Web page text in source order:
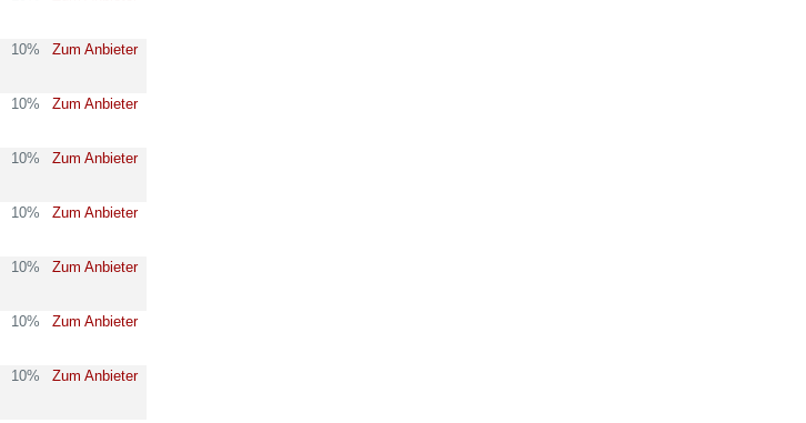
10% Zum Anbieter
10% Zum Anbieter
10% Zum Anbieter
10% Zum Anbieter
10% Zum Anbieter
10% Zum Anbieter
10% Zum Anbieter